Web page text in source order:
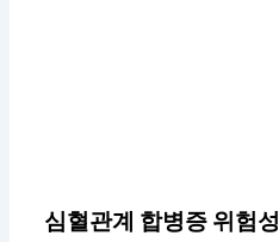
심혈관계 합병증 위험성